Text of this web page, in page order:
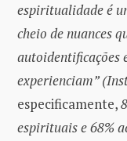
espiritualidade é
cheio de nuances
autoidentificações
experienciam”
especificamente,
espirituais e 68%